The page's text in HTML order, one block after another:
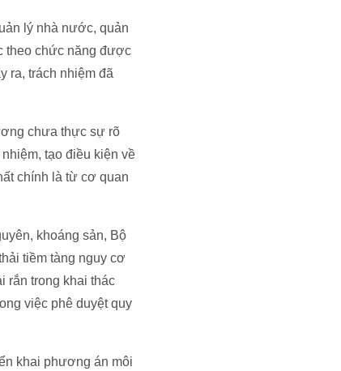
lý nhà nước, quản
theo chức năng được
ra, trách nhiệm đã
chưa thực sự rõ
tạo điều kiện về
chính là từ cơ quan
khoáng sản, Bộ
tiềm tàng nguy cơ
rắn trong khai thác
việc phê duyệt quy
khai phương án môi